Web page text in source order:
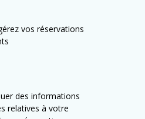
vos réservations
des informations
relatives à votre